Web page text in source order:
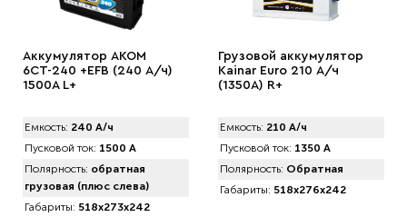
Аккумулятор AKOM
6СТ-240 +EFB (240 А/ч)
1500A L+
Емкость: 240 А/ч
Пусковой ток: 1500 А
Полярность: обратная
грузовая (плюс слева)
Габариты: 518x273x242
Грузовой аккумулятор
Kainar Euro 210 А/ч
(1350A) R+
Емкость: 210 А/ч
Пусковой ток: 1350 А
Полярность: Обратная
Габариты: 518x276x242